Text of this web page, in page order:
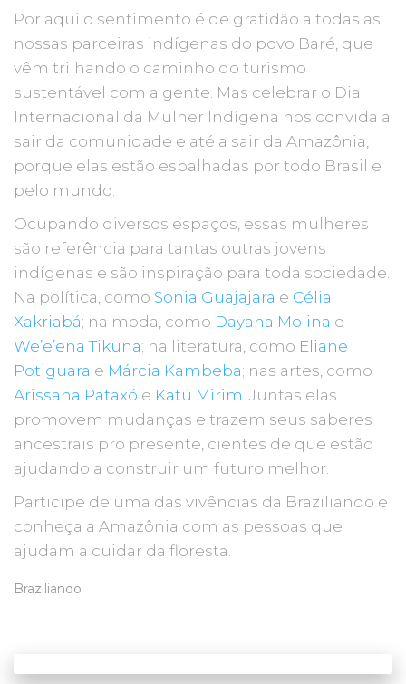
Por aqui o sentimento é de gratidão a todas as
nossas parceiras indígenas do povo Baré, que
vêm trilhando o caminho do turismo
sustentável com a gente. Mas celebrar o Dia
Internacional da Mulher Indígena nos convida a
sair da comunidade e até a sair da Amazônia,
porque elas estão espalhadas por todo Brasil e
pelo mundo.
Ocupando diversos espaços, essas mulheres
são referência para tantas outras jovens
indígenas e são inspiração para toda sociedade.
Na política, como Sonia Guajajara e Célia
Xakriabá; na moda, como Dayana Molina e
We’e’ena Tikuna; na literatura, como Eliane
Potiguara e Márcia Kambeba; nas artes, como
Arissana Pataxó e Katú Mirim. Juntas elas
promovem mudanças e trazem seus saberes
ancestrais pro presente, cientes de que estão
ajudando a construir um futuro melhor.
Participe de uma das vivências da Braziliando e
conheça a Amazônia com as pessoas que
ajudam a cuidar da floresta.
Braziliando